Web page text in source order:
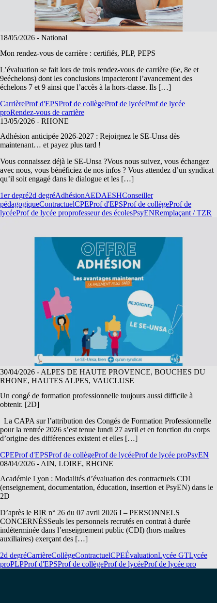
18/05/2026 - National
Mon rendez-vous de carrière : certifiés, PLP, PEPS
L’évaluation se fait lors de trois rendez-vous de carrière (6e, 8e et
9eéchelons) dont les conclusions impacteront l’avancement des
échelons 7 et 9 ainsi que l’accès à la hors-classe. Ils […]
CarrièreProf d'EPSProf de collègeProf de lycéeProf de lycée
proRendez-vous de carrière
13/05/2026 - RHONE
Adhésion anticipée 2026-2027 : Rejoignez le SE-Unsa dès
maintenant… et payez plus tard !
Vous connaissez déjà le SE-Unsa ?Vous nous suivez, vous échangez
avec nous, vous bénéficiez de nos infos ? Vous attendez d’un syndicat
qu’il soit engagé dans le dialogue et les […]
1er degré2d degréAdhésionAEDAESHConseiller
pédagogiqueContractuelCPEProf d'EPSProf de collègeProf de
lycéeProf de lycée proprofesseur des écolesPsyENRemplaçant / TZR
30/04/2026 - ALPES DE HAUTE PROVENCE, BOUCHES DU
RHONE, HAUTES ALPES, VAUCLUSE
Un congé de formation professionnelle toujours aussi difficile à
obtenir. [2D]
La CAPA sur l’attribution des Congés de Formation Professionnelle
pour la rentrée 2026 s’est tenue lundi 27 avril et en fonction du corps
d’origine des différences existent et elles […]
CPEProf d'EPSProf de collègeProf de lycéeProf de lycée proPsyEN
08/04/2026 - AIN, LOIRE, RHONE
Académie Lyon : Modalités d’évaluation des contractuels CDI
(enseignement, documentation, éducation, insertion et PsyEN) dans le
2D
D’après le BIR n° 26 du 07 avril 2026 I – PERSONNELS
CONCERNÉSSeuls les personnels recrutés en contrat à durée
indéterminée dans l’enseignement public (CDI) (hors maîtres
auxiliaires) exerçant des […]
2d degréCarrièreCollègeContractuelCPEÉvaluationLycée GTLycée
proPLPProf d'EPSProf de collègeProf de lycéeProf de lycée pro